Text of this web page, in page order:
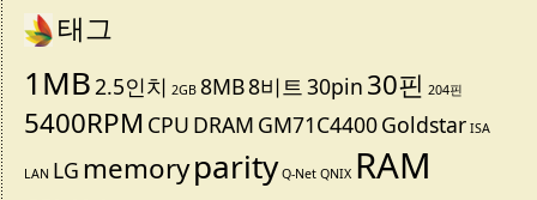
태그
1MB2.5인치 2GB 8MB8비트30pin 30핀 204핀
5400RPM CPU DRAM GM71C4400Goldstar ISA
LAN LG memoryparity Q-Net QNIX RAM